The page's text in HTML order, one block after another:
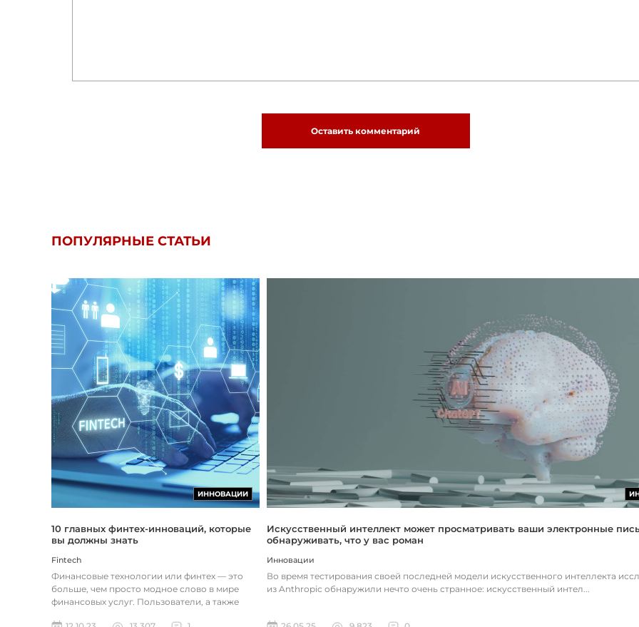
Оставить комментарий
ПОПУЛЯРНЫЕ СТАТЬИ
ИННОВАЦИИ
10 главных финтех-инноваций, которые
вы должны знать
Fintech
Финансовые технологии или финтех — это
больше, чем просто модное слово в мире
финансовых услуг. Пользователи, а также
Искусственный интеллект может просматривать ваши электронные
обнаруживать, что у вас роман
Инновации
Во время тестирования своей последней модели искусственного интеллекта
из Anthropic обнаружили нечто очень странное: искусственный интел...